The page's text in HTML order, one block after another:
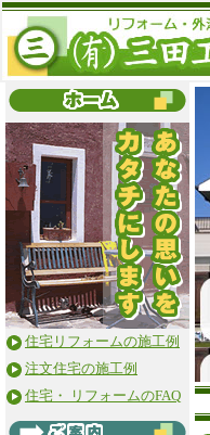
住宅リフォームの施工例
注文住宅の施工例
住宅・ リフォームのFAQ